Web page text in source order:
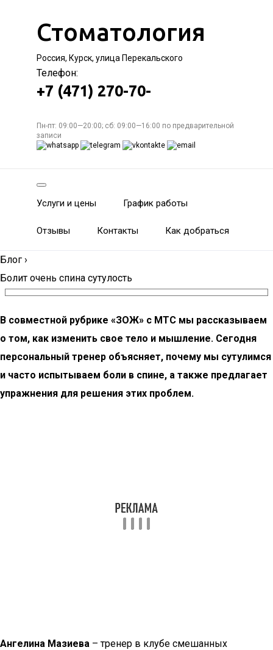
Стоматология
Россия, Курск, улица Перекальского
Телефон:
+7 (471) 270-70-
Пн-пт: 09:00—20:00; сб: 09:00—16:00 по предварительной
записи
Услуги и цены График работы
Отзывы Контакты Как добраться
Блог ›
Болит очень спина сутулость
В совместной рубрике «ЗОЖ» с МТС мы рассказываем
о том, как изменить свое тело и мышление. Сегодня
персональный тренер объясняет, почему мы сутулимся
и часто испытываем боли в спине, а также предлагает
упражнения для решения этих проблем.
Ангелина Мазиева – тренер в клубе смешанных